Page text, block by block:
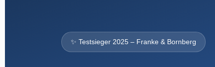
✨ Testsieger 2025 – Franke & Bornberg